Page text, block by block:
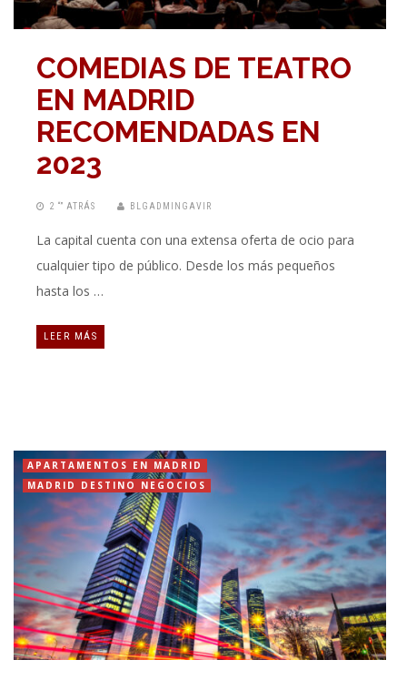
COMEDIAS DE TEATRO
EN MADRID
RECOMENDADAS EN
2023
2 “” ATRÁS BLGADMINGAVIR
La capital cuenta con una extensa oferta de ocio para
cualquier tipo de público. Desde los más pequeños
hasta los …
LEER MÁS
APARTAMENTOS EN MADRID
MADRID DESTINO NEGOCIOS